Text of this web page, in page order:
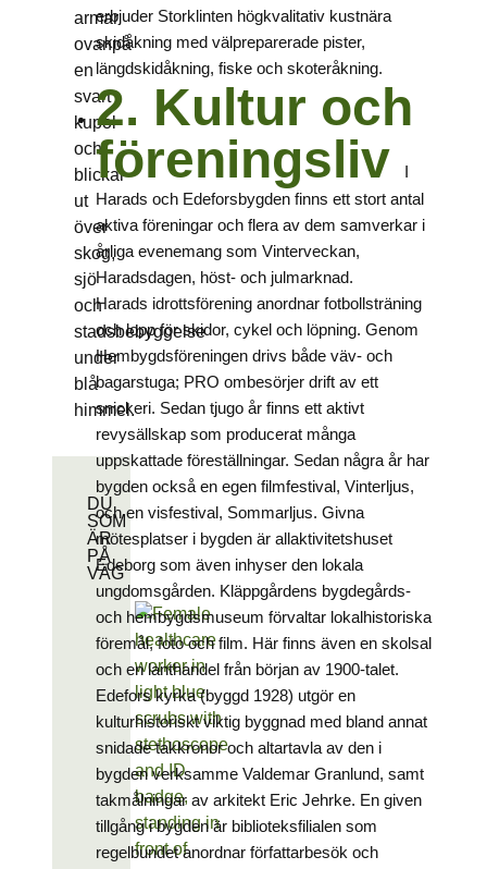
DU
SOM
ÄR
PÅ
VÄG
erbjuder Storklinten högkvalitativ kustnära
skidåkning med välpreparerade pister,
längdskidåkning, fiske och skoteråkning.
2. Kultur och
föreningsliv
I
Harads och Edeforsbygden finns ett stort antal
aktiva föreningar och flera av dem samverkar i
årliga evenemang som Vinterveckan,
Haradsdagen, höst- och julmarknad.
Harads idrottsförening anordnar fotbollsträning
och lopp för skidor, cykel och löpning. Genom
Hembygdsföreningen drivs både väv- och
bagarstuga; PRO ombesörjer drift av ett
snickeri. Sedan tjugo år finns ett aktivt
revysällskap som producerat många
uppskattade föreställningar. Sedan några år har
bygden också en egen filmfestival, Vinterljus,
och en visfestival, Sommarljus. Givna
mötesplatser i bygden är allaktivitetshuset
Edeborg som även inhyser den lokala
ungdomsgården. Kläppgårdens bygdegårds-
och hembygdsmuseum förvaltar lokalhistoriska
föremål, foto och film. Här finns även en skolsal
och en lanthandel från början av 1900-talet.
Edefors kyrka (byggd 1928) utgör en
kulturhistoriskt viktig byggnad med bland annat
snidade takkronor och altartavla av den i
bygden verksamme Valdemar Granlund, samt
takmålningar av arkitekt Eric Jehrke. En given
tillgång i bygden är biblioteksfilialen som
regelbundet anordnar författarbesök och